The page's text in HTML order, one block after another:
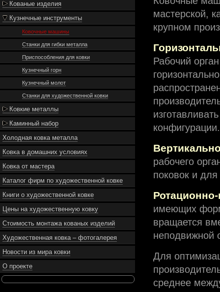
Кованые изделия
Кузнечные инструменты
Ковочные машины
Станки для гибки металла
Приспособления для ковки
Кузнечный горн
Кузнечный молот
Станки для художественной ковки
Ковкие металлы
Каминный набор
Холодная ковка металла
Ковка в домашних условиях
Ковка от мастера
Каталог фирм по художественной ковке
Книги о художественной ковке
Цены на художественную ковку
Стоимость монтажа кованых изделий
Художественная ковка – фотогалерея
Новости из мира ковки
О проекте
мастерской,
крупном
Рабочий
конфигурации.
рабочего
поковок и
имеющих
вращается
неподвижной
Для
среднее